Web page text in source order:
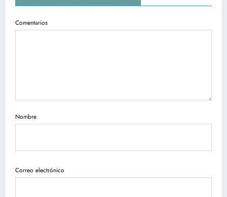
Comentarios
Nombre
Correo electrónico